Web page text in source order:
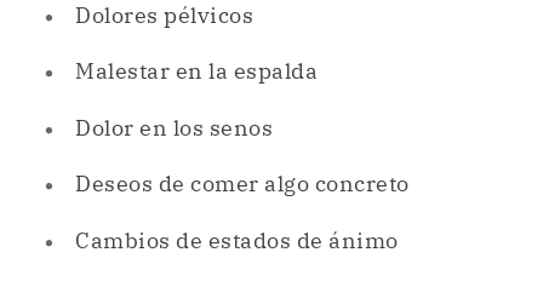
Dolores pélvicos
Malestar en la espalda
Dolor en los senos
Deseos de comer algo concreto
Cambios de estados de ánimo